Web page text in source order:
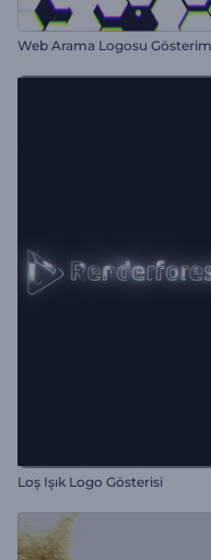
Web Arama Logosu
Loş Işık Logo Gösterisi